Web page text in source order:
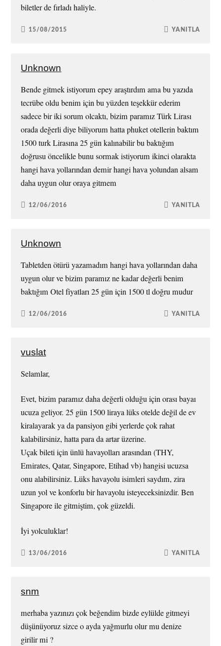
biletler de fırladı haliyle.
15/08/2015 YANITLA
Unknown
Bende gitmek istiyorum epey araştırdım ama bu yazıda
tecrübe oldu benim için bu yüzden teşekkür ederim
sadece bir iki sorum olcaktı, bizim paramız Türk Lirası
orada değerli diye biliyorum hatta phuket otellerin baktım
1500 turk Lirasına 25 gün kalınabilir bu baktığım
doğrusu öncelikle bunu sormak istiyorum ikinci olarakta
hangi hava yollarından demir hangi hava yolundan alsam
daha uygun olur oraya gitmem
12/06/2016 YANITLA
Unknown
Tabletden ötürü yazamadım hangi hava yollarından daha
uygun olur ve bizim paramız ne kadar değerli benim
baktığım Otel fiyatları 25 gün için 1500 tl doğru mudur
12/06/2016 YANITLA
vuslat
Selamlar,
Evet, bizim paramız daha değerli olduğu için orası bayaı
ucuza geliyor. 25 gün 1500 liraya lüks otelde değil de ev
kiralayarak ya da pansiyon gibi yerlerde çok rahat
kalabilirsiniz, hatta para da artar üzerine.
Uçak bileti için ünlü havayolları arasından (THY,
Emirates, Qatar, Singapore, Etihad vb) hangisi ucuzsa
onu alabilirsiniz. Lüks havayolu isimleri saydım, zira
uzun yol ve konforlu bir havayolu isteyeceksinizdir. Ben
Singapore ile gitmiştim, çok güzeldi.
İyi yolculuklar!
13/06/2016 YANITLA
snm
merhaba yazınızı çok beğendim bizde eylülde gitmeyi
düşünüyoruz sizce o ayda yağmurlu olur mu denize
girilir mi ?